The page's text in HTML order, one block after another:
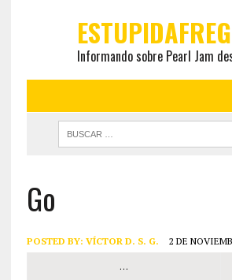
Informando sobre Pearl Jam
Go
POSTED BY: VÍCTOR D. S. G. 2 DE
…